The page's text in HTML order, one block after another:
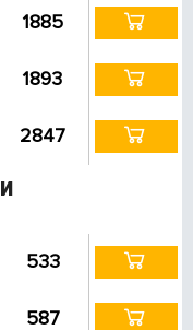
1885
1893
2847
533
587